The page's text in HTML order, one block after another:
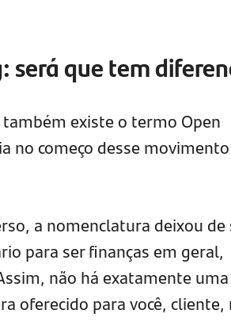
será que tem
existe o termo Open
no começo desse
a nomenclatura deixou de
para ser finanças em geral,
não há exatamente uma
oferecido para você, cliente,